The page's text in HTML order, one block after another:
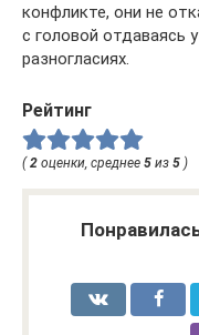
конфликте, они не
с головой отдаваясь
разногласиях.
Рейтинг
(2 оценки, среднее 5 из 5 )